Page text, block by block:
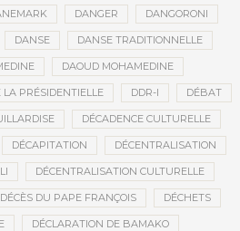
DANGER DANGORONI
DANSE DANSE TRADITIONNELLE
DAOUD MOHAMEDINE
LA PRÉSIDENTIELLE DDR-I DÉBAT
DÉCADENCE CULTURELLE
DÉCAPITATION DÉCENTRALISATION
DÉCENTRALISATION CULTURELLE
DÉCÈS DU PAPE FRANÇOIS DÉCHETS
DÉCLARATION DE BAMAKO